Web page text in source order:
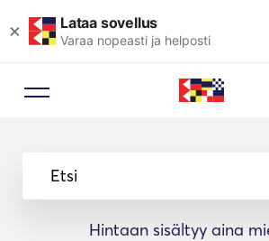
× Lataa sovellus
Varaa nopeasti ja helposti
Etsi
Hintaan sisältyy aina